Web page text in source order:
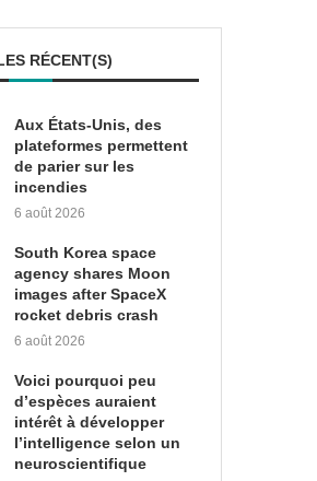
RÉCENT(S)
Aux États-Unis, des
plateformes permettent
de parier sur les
incendies
6 août 2026
South Korea space
agency shares Moon
images after SpaceX
rocket debris crash
6 août 2026
Voici pourquoi peu
d’espèces auraient
intérêt à développer
l’intelligence selon un
neuroscientifique